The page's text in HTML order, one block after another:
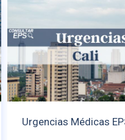
Urgencias Médicas